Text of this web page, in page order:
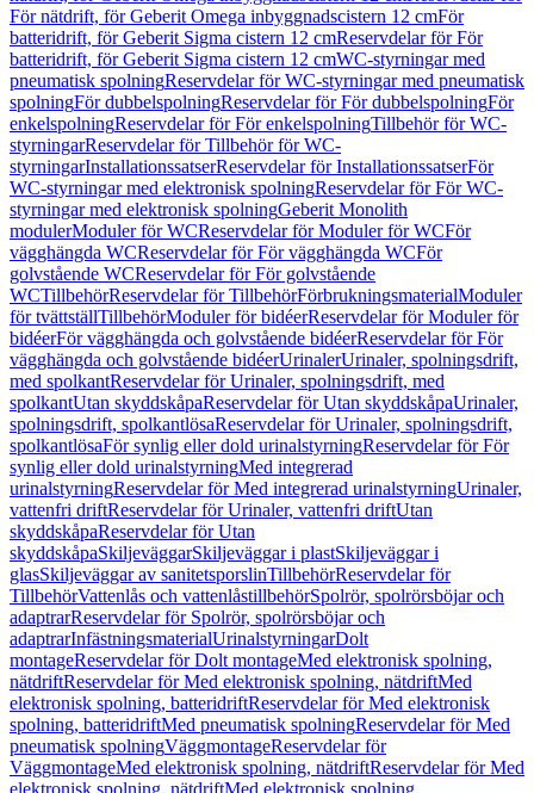
För nätdrift, för Geberit Omega inbyggnadscistern 12 cmFör
batteridrift, för Geberit Sigma cistern 12 cmReservdelar för För
batteridrift, för Geberit Sigma cistern 12 cmWC-styrningar med
pneumatisk spolningReservdelar för WC-styrningar med pneumatisk
spolningFör dubbelspolningReservdelar för För dubbelspolningFör
enkelspolningReservdelar för För enkelspolningTillbehör för WC-
styrningarReservdelar för Tillbehör för WC-
styrningarInstallationssatserReservdelar för InstallationssatserFör
WC-styrningar med elektronisk spolningReservdelar för För WC-
styrningar med elektronisk spolningGeberit Monolith
modulerModuler för WCReservdelar för Moduler för WCFör
vägghängda WCReservdelar för För vägghängda WCFör
golvstående WCReservdelar för För golvstående
WCTillbehörReservdelar för TillbehörFörbrukningsmaterialModuler
för tvättställTillbehörModuler för bidéerReservdelar för Moduler för
bidéerFör vägghängda och golvstående bidéerReservdelar för För
vägghängda och golvstående bidéerUrinalerUrinaler, spolningsdrift,
med spolkantReservdelar för Urinaler, spolningsdrift, med
spolkantUtan skyddskåpaReservdelar för Utan skyddskåpaUrinaler,
spolningsdrift, spolkantlösaReservdelar för Urinaler, spolningsdrift,
spolkantlösaFör synlig eller dold urinalstyrningReservdelar för För
synlig eller dold urinalstyrningMed integrerad
urinalstyrningReservdelar för Med integrerad urinalstyrningUrinaler,
vattenfri driftReservdelar för Urinaler, vattenfri driftUtan
skyddskåpaReservdelar för Utan
skyddskåpaSkiljeväggarSkiljeväggar i plastSkiljeväggar i
glasSkiljeväggar av sanitetsporslinTillbehörReservdelar för
TillbehörVattenlås och vattenlåstillbehörSpolrör, spolrörsböjar och
adaptrarReservdelar för Spolrör, spolrörsböjar och
adaptrarInfästningsmaterialUrinalstyrningarDolt
montageReservdelar för Dolt montageMed elektronisk spolning,
nätdriftReservdelar för Med elektronisk spolning, nätdriftMed
elektronisk spolning, batteridriftReservdelar för Med elektronisk
spolning, batteridriftMed pneumatisk spolningReservdelar för Med
pneumatisk spolningVäggmontageReservdelar för
VäggmontageMed elektronisk spolning, nätdriftReservdelar för Med
elektronisk spolning, nätdriftMed elektronisk spolning,